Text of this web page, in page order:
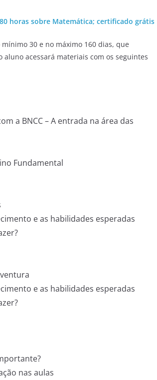
horas sobre Matemática; certificado grátis
30 e no máximo 160 dias, que
acessará materiais com os seguintes
a BNCC – A entrada na área das
Fundamental
e as habilidades esperadas
e as habilidades esperadas
nas aulas